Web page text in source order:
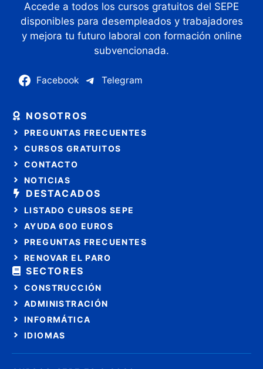
Accede a todos los cursos gratuitos del SEPE
disponibles para desempleados y trabajadores
y mejora tu futuro laboral con formación online
subvencionada.
Facebook Telegram
NOSOTROS
PREGUNTAS FRECUENTES
CURSOS GRATUITOS
CONTACTO
NOTICIAS
DESTACADOS
LISTADO CURSOS SEPE
AYUDA 600 EUROS
PREGUNTAS FRECUENTES
RENOVAR EL PARO
SECTORES
CONSTRUCCIÓN
ADMINISTRACIÓN
INFORMÁTICA
IDIOMAS